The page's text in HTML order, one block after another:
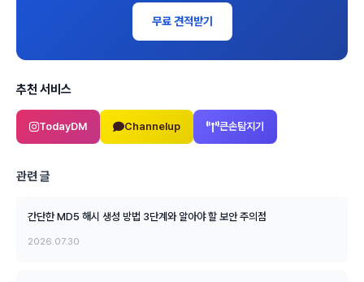
무료 견적받기
추천 서비스
TodayDM Channelup 큰손탐지기
관련 글
간단한 MD5 해시 생성 방법 3단계와 알아야 할 보안 주의점
2026.07.30